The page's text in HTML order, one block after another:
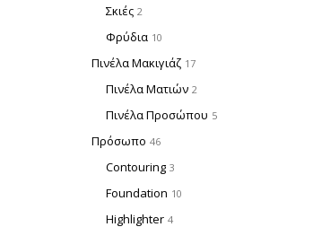
Σκιές 2
Φρύδια 10
Πινέλα Μακιγιάζ 17
Πινέλα Ματιών 2
Πινέλα Προσώπου 5
Πρόσωπο 46
Contouring 3
Foundation 10
Highlighter 4